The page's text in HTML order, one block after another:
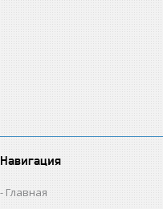
Навигация
Главная